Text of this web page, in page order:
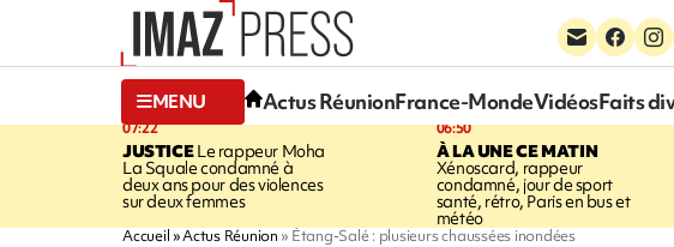
MENU Actus RéunionFrance-MondeVidéosFaits
07:22
JUSTICELe rappeur Moha
La Squale condamné à
deux ans pour des violences
sur deux femmes
06:50
À LA UNE CE MATIN
Xénoscard, rappeur
condamné, jour de sport
santé, rétro, Paris en bus et
météo
Accueil Actus Réunion Étang-Salé : plusieurs chaussées inondées